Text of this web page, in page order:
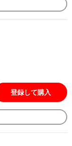
登録して購入